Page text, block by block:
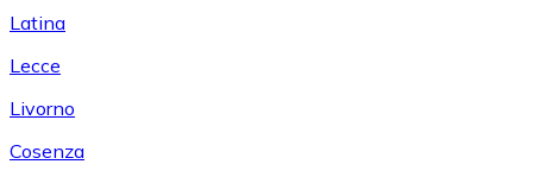
Latina
Lecce
Livorno
Cosenza